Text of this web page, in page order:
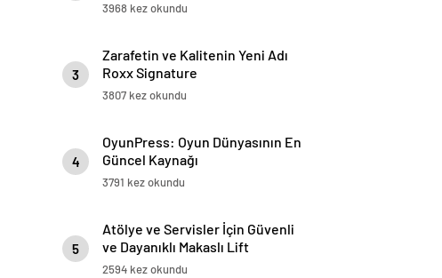
3968 kez okundu
3
Zarafetin ve Kalitenin Yeni Adı
Roxx Signature
3807 kez okundu
4
OyunPress: Oyun Dünyasının En
Güncel Kaynağı
3791 kez okundu
5
Atölye ve Servisler İçin Güvenli
ve Dayanıklı Makaslı Lift
Çözümleri
2594 kez okundu